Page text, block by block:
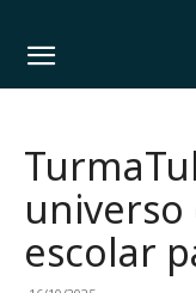
universo
escolar